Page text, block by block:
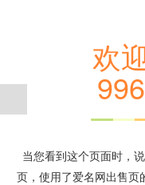
欢
当您看到这个页面时，
页，使用了爱名网出售页